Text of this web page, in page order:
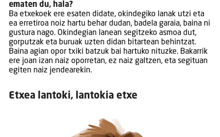
ematen du, hala?
Ba etxekoek ere esaten didate, okindegiko lanak utzi eta
ea erretiroa noiz hartu behar dudan, badela garaia, baina ni
gustura nago. Okindegian lanean segitzeko asmoa dut,
gorputzak eta buruak uzten didan bitartean behintzat.
Baina agian opor txiki batzuk bai hartuko nituzke. Bakarrik
ere joan izan naiz oporretan, ez naiz galtzen, eta segituan
egiten naiz jendearekin.
Etxea lantoki, lantokia etxe